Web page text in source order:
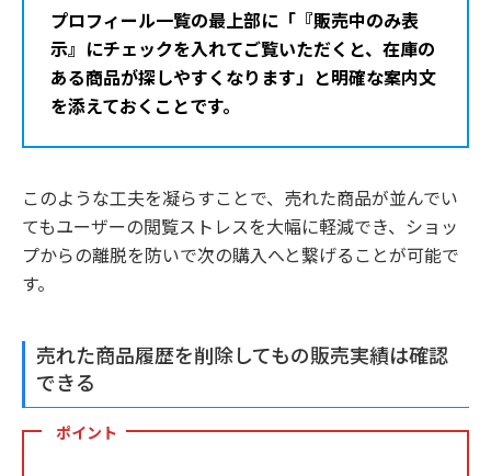
プロフィール一覧の最上部に「『販売中のみ表
示』にチェックを入れてご覧いただくと、在庫の
ある商品が探しやすくなります」と明確な案内文
を添えておくことです。
このような工夫を凝らすことで、売れた商品が並んでい
てもユーザーの閲覧ストレスを大幅に軽減でき、ショッ
プからの離脱を防いで次の購入へと繋げることが可能で
す。
売れた商品履歴を削除してもの販売実績は確認
できる
ポイント